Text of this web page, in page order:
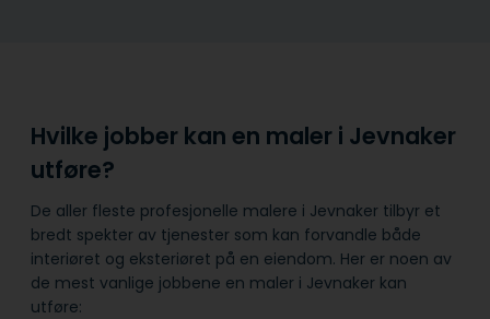
Hvilke jobber kan en maler i Jevnaker
utføre?
De aller fleste profesjonelle malere i Jevnaker tilbyr et
bredt spekter av tjenester som kan forvandle både
interiøret og eksteriøret på en eiendom. Her er noen av
de mest vanlige jobbene en maler i Jevnaker kan
utføre: